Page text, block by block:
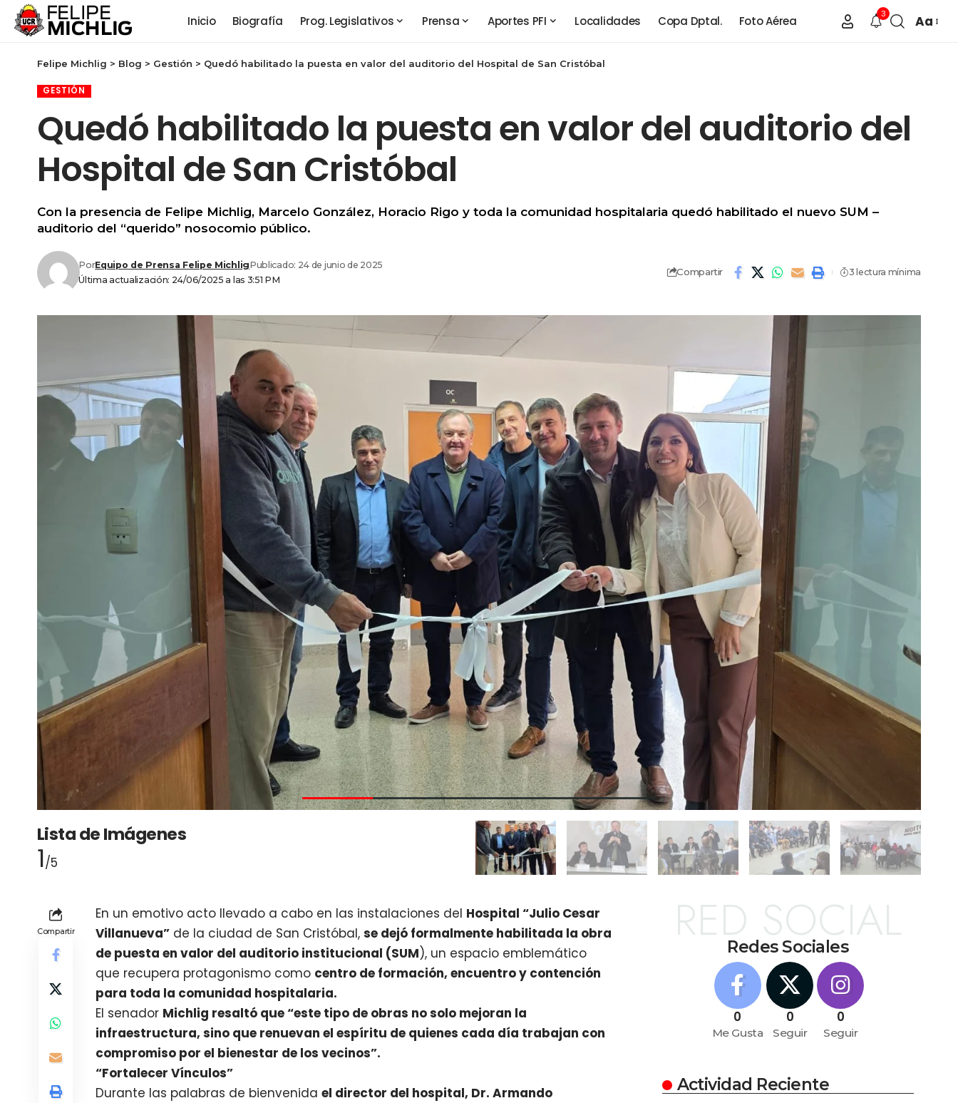
Inicio Biografía Prog. Legislativos Prensa Aportes PFI Localidades Copa Dptal. Foto Aérea
3 Aa
Felipe Michlig > Blog > Gestión > Quedó habilitado la puesta en valor del auditorio del Hospital de San Cristóbal
GESTIÓN
Quedó habilitado la puesta en valor del auditorio del
Hospital de San Cristóbal
Con la presencia de Felipe Michlig, Marcelo González, Horacio Rigo y toda la comunidad hospitalaria quedó habilitado el nuevo SUM –
auditorio del “querido” nosocomio público.
Última actualización: 24/06/2025 a las 3:51 PM
PorEquipo de Prensa Felipe MichligPublicado: 24 de junio de 2025
Compartir 3 lectura mínima
Lista de Imágenes
1/5
Compartir
En un emotivo acto llevado a cabo en las instalaciones del Hospital “Julio Cesar
Villanueva” de la ciudad de San Cristóbal,se dejó formalmente habilitada la obra
de puesta en valor del auditorio institucional (SUM), un espacio emblemático
que recupera protagonismo como centro de formación, encuentro y contención
para toda la comunidad hospitalaria.
El senador Michlig resaltó que “este tipo de obras no solo mejoran la
infraestructura, sino que renuevan el espíritu de quienes cada día trabajan con
compromiso por el bienestar de los vecinos”.
“Fortalecer Vínculos”
Durante las palabras de bienvenidael director del hospital, Dr. Armando
Redes Sociales
RED SOCIAL
0
Me Gusta
0
Seguir
0
Seguir
Actividad Reciente